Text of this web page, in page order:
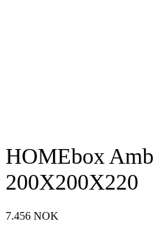
HOMEbox
200X200X220
7.456 NOK